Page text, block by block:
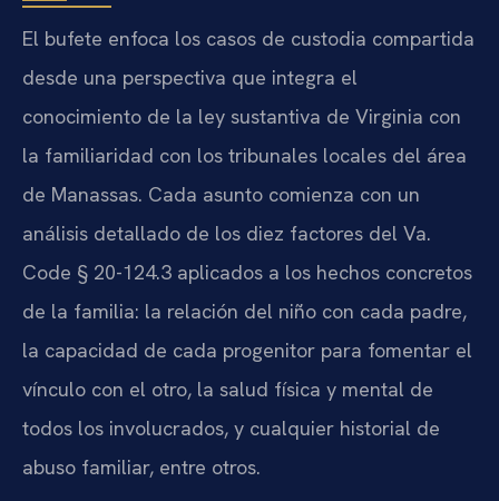
El bufete enfoca los casos de custodia compartida
desde una perspectiva que integra el
conocimiento de la ley sustantiva de Virginia con
la familiaridad con los tribunales locales del área
de Manassas. Cada asunto comienza con un
análisis detallado de los diez factores del Va.
Code § 20-124.3 aplicados a los hechos concretos
de la familia: la relación del niño con cada padre,
la capacidad de cada progenitor para fomentar el
vínculo con el otro, la salud física y mental de
todos los involucrados, y cualquier historial de
abuso familiar, entre otros.